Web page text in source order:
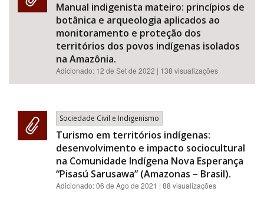
Manual indigenista mateiro: princípios de
botânica e arqueologia aplicados ao
monitoramento e proteção dos
territórios dos povos indígenas isolados
na Amazônia.
Adicionado: 12 de Set de 2022 | 138 visualizações
Sociedade Civil e Indigenismo
Turismo em territórios indígenas:
desenvolvimento e impacto sociocultural
na Comunidade Indígena Nova Esperança
“Pisasú Sarusawa” (Amazonas – Brasil).
Adicionado:06 de Ago de 2021 | 88 visualizações